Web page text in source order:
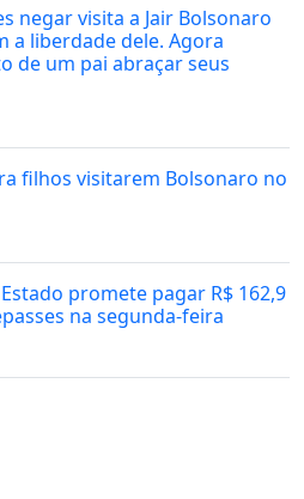
negar visita a Jair Bolsonaro
a liberdade dele. Agora
de um pai abraçar seus
filhos visitarem Bolsonaro no
promete pagar R$ 162,9
na segunda-feira